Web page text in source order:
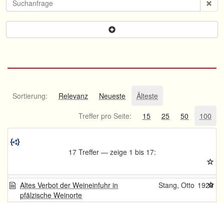
Sortierung: Relevanz Neueste
Älteste
Treffer pro Seite:
15 25 50 100
17 Treffer — zeige 1 bis 17:
Altes Verbot der Weineinfuhr in
pfälzische Weinorte
Stang, Otto 1929